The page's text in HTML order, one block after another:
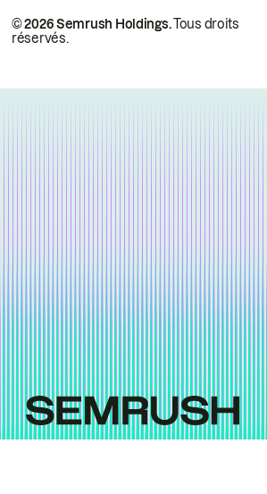
© 2026 Semrush Holdings.Tous droits
réservés.